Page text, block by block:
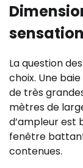
La question
choix. Une
de très
mètres de
d’ampleur est
fenêtre
contenues.